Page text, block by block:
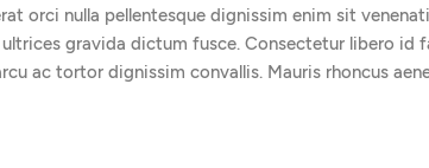
orci nulla pellentesque dignissim enim sit
ultrices gravida dictum fusce. Consectetur libero id
ac tortor dignissim convallis. Mauris rhoncus